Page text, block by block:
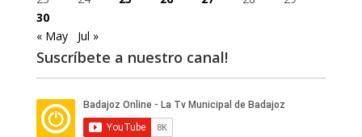
30
« May
Jul »
Suscríbete a nuestro canal!